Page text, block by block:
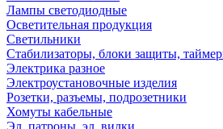
Лампы светодиодные
Осветительная продукция
Светильники
Стабилизаторы, блоки защиты,
Электрика разное
Электроустановочные изделия
Розетки, разъемы, подрозетники
Хомуты кабельные
Эл. патроны, эл. вилки